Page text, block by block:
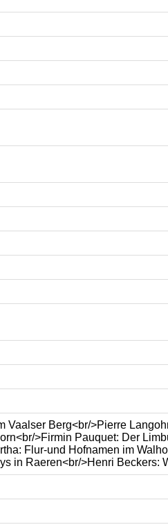
Berg<br/>Pierre
>Firmin Pauquet: Der
Flur-und Hofnamen im
in Raeren<br/>Henri Beckers: